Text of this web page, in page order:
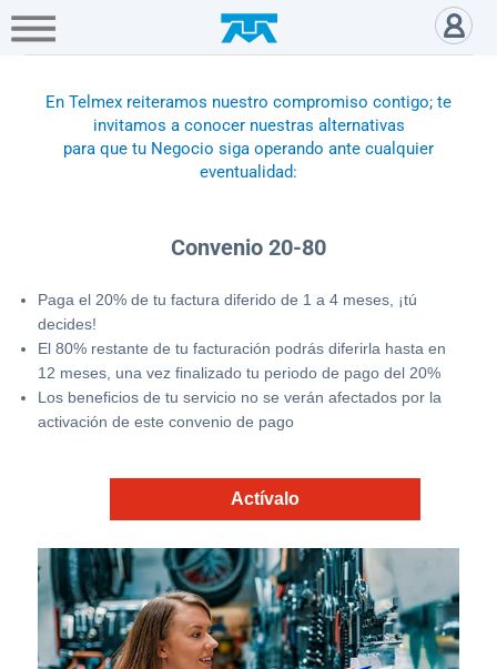
Hogar Empresa Gamers
A+
Tienda
en
línea
Recibo
Apoyo Contingencia Negocio
En Telmex reiteramos nuestro compromiso contigo; te
invitamos a conocer nuestras alternativas
para que tu Negocio siga operando ante cualquier
eventualidad:
Convenio 20-80
Paga el 20% de tu factura diferido de 1 a 4 meses, ¡tú
decides!
El 80% restante de tu facturación podrás diferirla hasta en
12 meses, una vez finalizado tu periodo de pago del 20%
Los beneficios de tu servicio no se verán afectados por la
activación de este convenio de pago
Actívalo